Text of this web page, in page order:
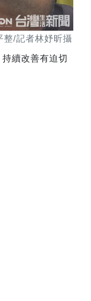
整/記者林妤昕攝
續改善有迫切